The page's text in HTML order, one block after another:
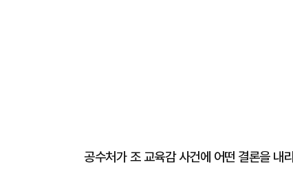
공수처가 조 교육감 사건에 어떤 결론을 내